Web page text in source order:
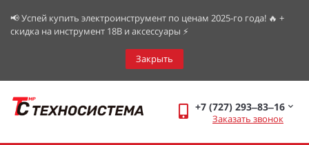
📢 Успей купить электроинструмент по ценам 2025-го года! 🔥 +
скидка на инструмент 18В и аксессуары ⚡️
Закрыть
+7 (727) 293‒83‒16
Заказать звонок